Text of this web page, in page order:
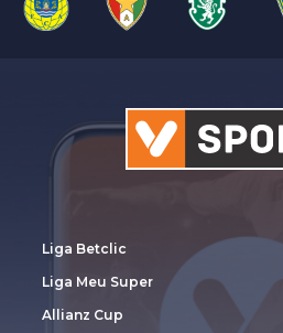
Liga Betclic
Liga Meu Super
Allianz Cup